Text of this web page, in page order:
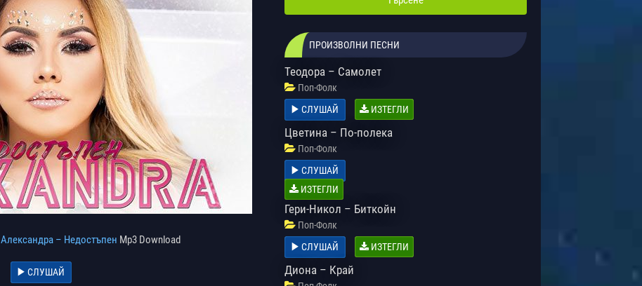
Александра – Недостъпен Mp3 Download
СЛУШАЙ
ПРОИЗВОЛНИ ПЕСНИ
Теодора – Самолет
Поп-Фолк
СЛУШАЙ
ИЗТЕГЛИ
Цветина – По-полека
Поп-Фолк
СЛУШАЙ
ИЗТЕГЛИ
Гери-Никол – Биткойн
Поп-Фолк
СЛУШАЙ
ИЗТЕГЛИ
Диона – Край